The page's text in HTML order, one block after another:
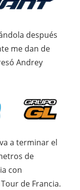
después
me dan de
Andrey
a terminar el
de
con
de Francia.